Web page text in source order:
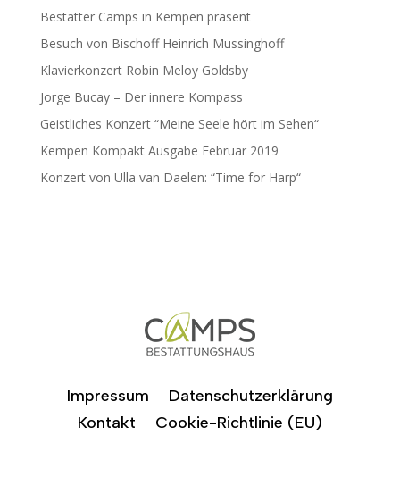
Bestatter Camps in Kempen präsent
Besuch von Bischoff Heinrich Mussinghoff
Klavierkonzert Robin Meloy Goldsby
Jorge Bucay – Der innere Kompass
Geistliches Konzert “Meine Seele hört im Sehen“
Kempen Kompakt Ausgabe Februar 2019
Konzert von Ulla van Daelen: “Time for Harp“
Impressum
Datenschutzerklärung
Kontakt
Cookie-Richtlinie (EU)